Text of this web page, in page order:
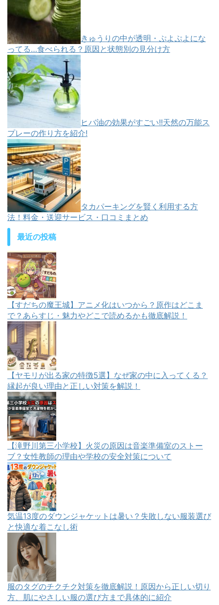
きゅうりの中が透明・ぷよぷよにな
ってる…食べられる？原因と状態別の見分け方
ヒバ油の効果がすごい!!天然の万能ス
プレーの作り方を紹介!
タカパーキングを賢く利用する方
法！料金・送迎サービス・口コミまとめ
最近の投稿
【すだちの魔王城】アニメ化はいつから？原作はどこま
で？あらすじ・魅力やどこで読めるかも徹底解説！
【ヤモリが出る家の特徴5選】なぜ家の中に入ってくる？
縁起が良い理由と正しい対策を解説！
【滝野川第三小学校】火災の原因は音楽準備室のストー
ブ？女性教師の理由や学校の安全対策について
気温13度のダウンジャケットは暑い？失敗しない服装選び
と快適な着こなし術
服のタグのチクチク対策を徹底解説！原因から正しい切り
方、肌にやさしい服の選び方まで具体的に紹介